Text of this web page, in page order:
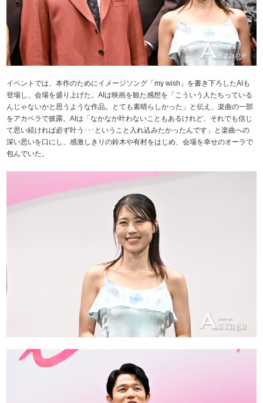
イベントでは、本作のためにイメージソング「my wish」を書き下ろしたAIも
登場し、会場を盛り上げた。AIは映画を観た感想を「こういう人たちっている
んじゃないかと思うような作品。とても素晴らしかった」と伝え、楽曲の一部
をアカペラで披露。AIは「なかなか叶わないこともあるけれど、それでも信じ
て思い続ければ必ず叶う･･･ということ入れ込みたかったんです」と楽曲への
深い思いを口にし、感激しきりの鈴木や有村をはじめ、会場を幸せのオーラで
包んでいた。